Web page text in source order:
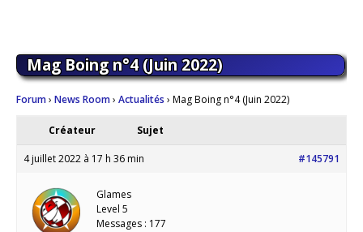
Mag Boing n°4 (Juin 2022)
Forum› News Room› Actualités › Mag Boing n°4 (Juin 2022)
Créateur Sujet
4 juillet 2022 à 17 h 36 min #145791
Glames
Level 5
Messages : 177